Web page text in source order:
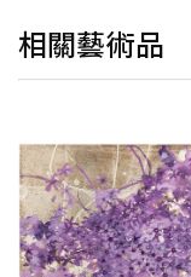
相關藝術品